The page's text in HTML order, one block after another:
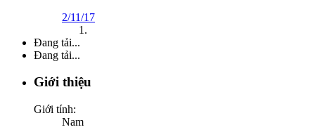
2/11/17
Đang tải...
Đang tải...
Giới thiệu
Giới tính:
Nam